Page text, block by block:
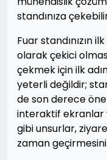
standınıza
Fuar standınızın
olarak çekici
çekmek için ilk
yeterli değildir;
de son derece
interaktif ekranlar
gibi unsurlar,
zaman